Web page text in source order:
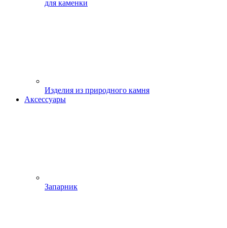
для каменки
Изделия из природного камня
Аксессуары
Запарник